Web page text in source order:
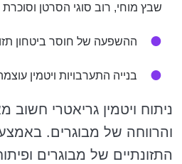
שבץ מוחי, רוב סוגי הסרטן וסוכרת
ההשפעה של חוסר ביטחון
בנייה התערבויות ויטמין
ניתוח ויטמין גריאטרי חשוב
והרווחה של מבוגרים.
התזונתיים של מבוגרים